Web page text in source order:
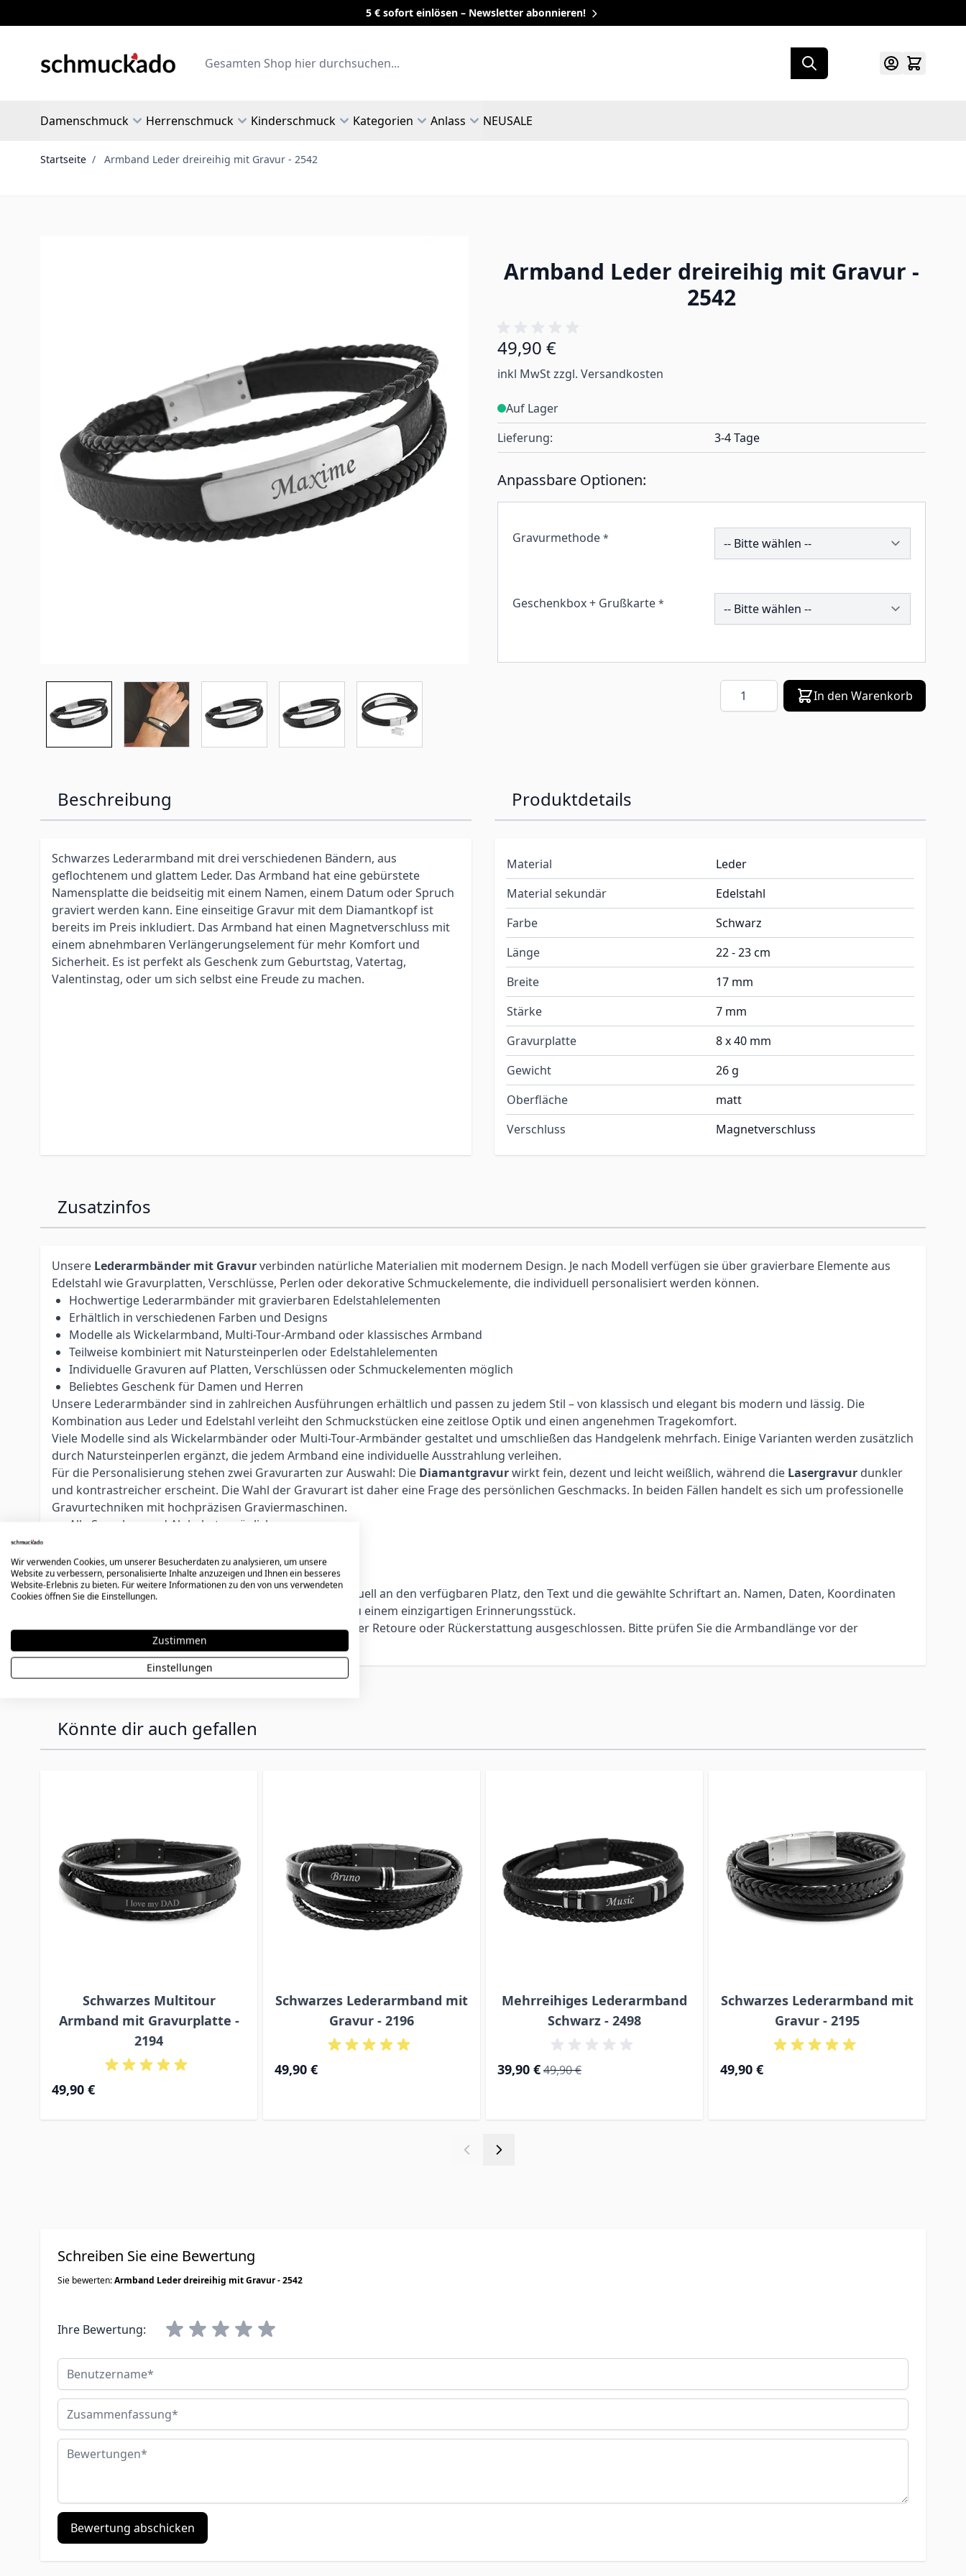
5 € sofort einlösen – Newsletter abonnieren!
Search
Damenschmuck Herrenschmuck Kinderschmuck Kategorien Anlass NEUSALE
Startseite / Armband Leder dreireihig mit Gravur - 2542
Armband Leder dreireihig mit Gravur -
2542
49,90 €
inkl MwSt zzgl. Versandkosten
Auf Lager
Lieferung:
3-4 Tage
Anpassbare Optionen:
Gravurmethode * 202370
Geschenkbox + Grußkarte * 260089
Menge In den Warenkorb
Beschreibung
Schwarzes Lederarmband mit drei verschiedenen Bändern, aus
geflochtenem und glattem Leder. Das Armband hat eine gebürstete
Namensplatte die beidseitig mit einem Namen, einem Datum oder Spruch
graviert werden kann. Eine einseitige Gravur mit dem Diamantkopf ist
bereits im Preis inkludiert. Das Armband hat einen Magnetverschluss mit
einem abnehmbaren Verlängerungselement für mehr Komfort und
Sicherheit. Es ist perfekt als Geschenk zum Geburtstag, Vatertag,
Valentinstag, oder um sich selbst eine Freude zu machen.
Produktdetails
Material
Leder
Material sekundär
Edelstahl
Farbe
Schwarz
Länge
22 - 23 cm
Breite
17 mm
Stärke
7 mm
Gravurplatte
8 x 40 mm
Gewicht
26 g
Oberfläche
matt
Verschluss
Magnetverschluss
Zusatzinfos
Unsere Lederarmbänder mit Gravurverbinden natürliche Materialien mit modernem Design. Je nach Modell verfügen sie über gravierbare Elemente aus
Edelstahl wie Gravurplatten, Verschlüsse, Perlen oder dekorative Schmuckelemente, die individuell personalisiert werden können.
Hochwertige Lederarmbänder mit gravierbaren Edelstahlelementen
Erhältlich in verschiedenen Farben und Designs
Modelle als Wickelarmband, Multi-Tour-Armband oder klassisches Armband
Teilweise kombiniert mit Natursteinperlen oder Edelstahlelementen
Individuelle Gravuren auf Platten, Verschlüssen oder Schmuckelementen möglich
Beliebtes Geschenk für Damen und Herren
Unsere Lederarmbänder sind in zahlreichen Ausführungen erhältlich und passen zu jedem Stil – von klassisch und elegant bis modern und lässig. Die
Kombination aus Leder und Edelstahl verleiht den Schmuckstücken eine zeitlose Optik und einen angenehmen Tragekomfort.
Viele Modelle sind als Wickelarmbänder oder Multi-Tour-Armbänder gestaltet und umschließen das Handgelenk mehrfach. Einige Varianten werden zusätzlich
durch Natursteinperlen ergänzt, die jedem Armband eine individuelle Ausstrahlung verleihen.
Für die Personalisierung stehen zwei Gravurarten zur Auswahl: Die Diamantgravurwirkt fein, dezent und leicht weißlich, während die Lasergravur dunkler
und kontrastreicher erscheint. Die Wahl der Gravurart ist daher eine Frage des persönlichen Geschmacks. In beiden Fällen handelt es sich um professionelle
Gravurtechniken mit hochpräzisen Graviermaschinen.
Alle Sprachen und Alphabete möglich
Optimiert nach Fläche, Text und Schriftart
Logos, Symbole und individuelle Gravuren möglich
Unsere erfahrenen Graveure passen jede Gravur individuell an den verfügbaren Platz, den Text und die gewählte Schriftart an. Namen, Daten, Koordinaten
oder persönliche Botschaften machen jedes Armband zu einem einzigartigen Erinnerungsstück.
Hinweis:Personalisierte Artikel sind vom Umtausch, einer Retoure oder Rückerstattung ausgeschlossen. Bitte prüfen Sie die Armbandlänge vor der
Bestellung sorgfältig.
Könnte dir auch gefallen
Schwarzes Multitour
Armband mit Gravurplatte -
2194
49,90 €
Schwarzes Lederarmband mit
Gravur - 2196
49,90 €
Mehrreihiges Lederarmband
Schwarz - 2498
Special Price
39,90 € Regular Price
49,90 €
Schwarzes Lederarmband mit
Gravur - 2195
49,90 €
Schreiben Sie eine Bewertung
Sie bewerten:Armband Leder dreireihig mit Gravur - 2542
Ihre Bewertung:
Benutzername
Zusammenfassung
Bewertungen
Bewertung abschicken
Wir verwenden Cookies, um unserer Besucherdaten zu analysieren, um unsere
Website zu verbessern, personalisierte Inhalte anzuzeigen und Ihnen ein besseres
Website-Erlebnis zu bieten. Für weitere Informationen zu den von uns verwendeten
Cookies öffnen Sie die Einstellungen.
Zustimmen
Einstellungen